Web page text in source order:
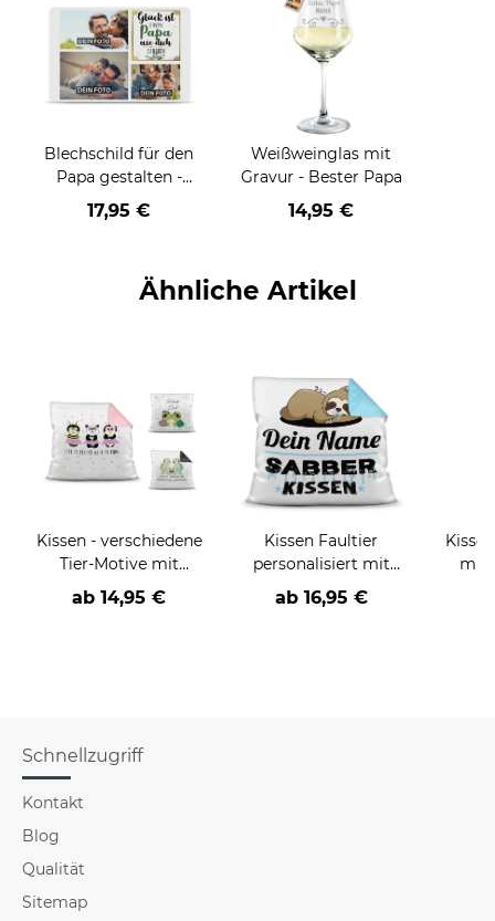
Blechschild für den
Papa gestalten -
Glück ist - Collage
mit 3 Fotos - DIN A4
17,95 €
Weißweinglas mit
Gravur - Bester Papa
14,95 €
Ähnliche Artikel
Kissen - verschiedene
Tier-Motive mit
lieben Sprüchen
ab 14,95 €
Kissen Faultier
personalisiert mit
Wunschname - Sein
Sabberkissen
ab 16,95 €
mit
Schnellzugriff
Kontakt
Blog
Qualität
Sitemap